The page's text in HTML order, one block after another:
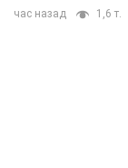
час назад 1,6 т.